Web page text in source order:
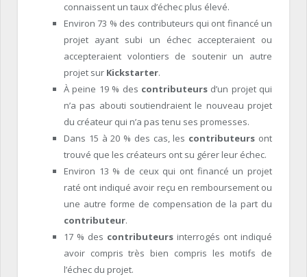
connaissent un taux d’échec plus élevé.
Environ 73 % des contributeurs qui ont financé un
projet ayant subi un échec accepteraient ou
accepteraient volontiers de soutenir un autre
projet sur Kickstarter.
À peine 19 % des contributeursd’un projet qui
n’a pas abouti soutiendraient le nouveau projet
du créateur qui n’a pas tenu ses promesses.
Dans 15 à 20 % des cas, les contributeurs ont
trouvé que les créateurs ont su gérer leur échec.
Environ 13 % de ceux qui ont financé un projet
raté ont indiqué avoir reçu en remboursement ou
une autre forme de compensation de la part du
contributeur.
17 % des contributeurs interrogés ont indiqué
avoir compris très bien compris les motifs de
l’échec du projet.